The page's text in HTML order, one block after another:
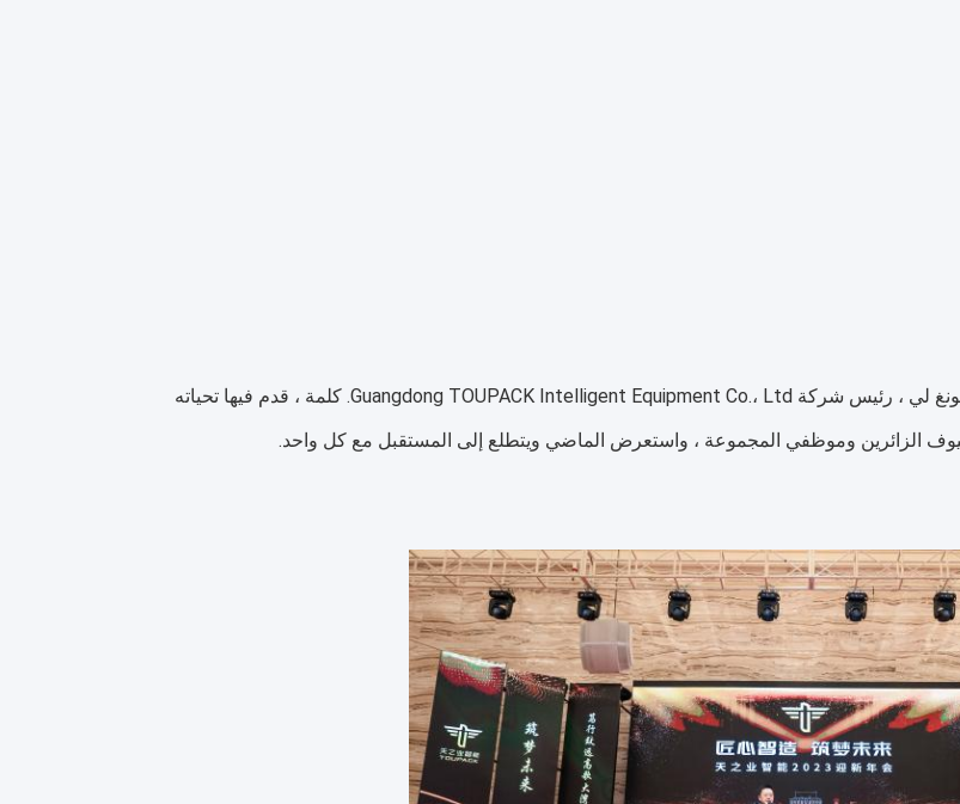
قبل الاجتماع السنوي ، ألقى هونغ لي ، رئيس شركة Guangdong TOUPACK Intelligent Equipment Co.، Ltd. كلمة ، قدم فيها تحياته
الزائرين وموظفي المجموعة ، واستعرض الماضي ويتطلع إلى المستقبل مع كل واحد.